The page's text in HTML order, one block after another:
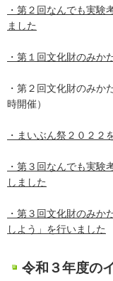
・第２回なんでも実験
ました
・第１回文化財のみか
・第２回文化財のみか
時開催）
・まいぶん祭２０２２
・第３回なんでも実験
しました
・第３回文化財のみか
しよう」を行いました
令和３年度の